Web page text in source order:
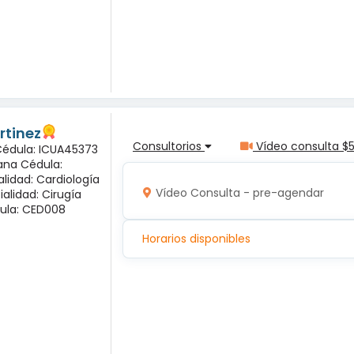
ICUA45373
Cédula:
Cardiología
Cirugía
CED008
Consultorios Vídeo consulta
Vídeo Consulta - pre-agendar
Horarios disponibles